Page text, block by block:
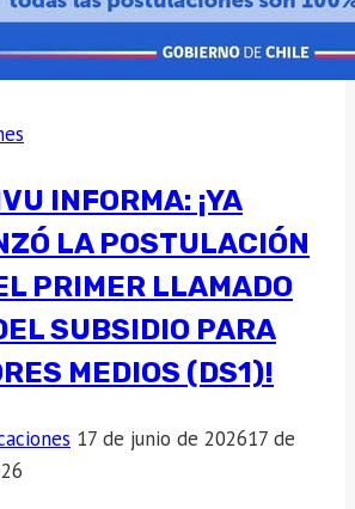
INFORMA: ¡YA
LA POSTULACIÓN
PRIMER LLAMADO
SUBSIDIO PARA
MEDIOS (DS1)!
17 de junio de 202617 de